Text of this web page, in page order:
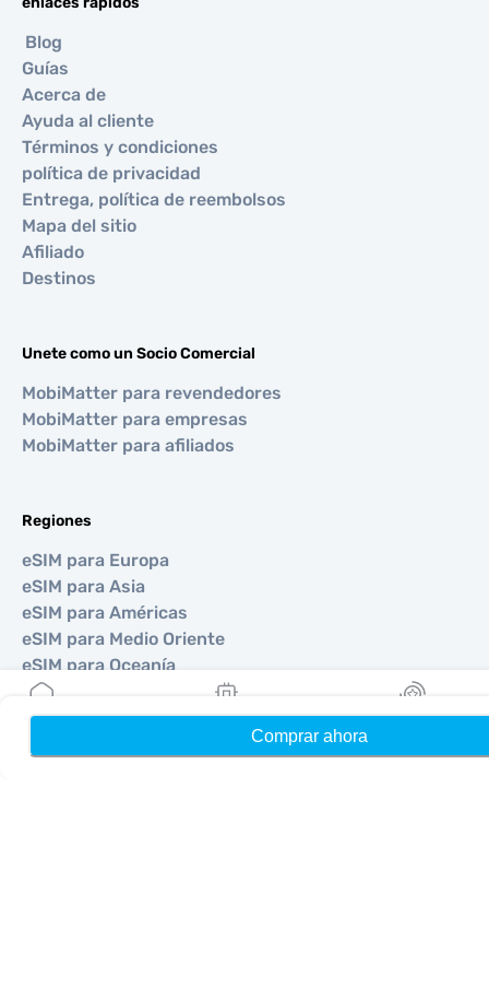
Comprar ahora
Blog
Guías
Acerca de
Ayuda al cliente
Términos y condiciones
política de privacidad
Entrega, política de reembolsos
Mapa del sitio
Afiliado
Destinos
Unete como un Socio Comercial
MobiMatter para revendedores
MobiMatter para empresas
MobiMatter para afiliados
Regiones
eSIM para Europa
eSIM para Asia
eSIM para Américas
eSIM para Medio Oriente
eSIM para Oceanía
eSIM para África
Mis eSIMs